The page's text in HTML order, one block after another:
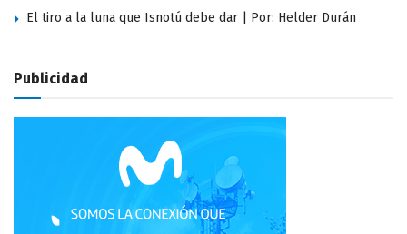
El tiro a la luna que Isnotú debe dar | Por: Helder Durán
Publicidad